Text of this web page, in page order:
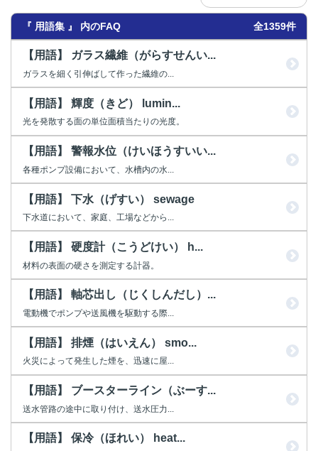
『 用語集 』 内のFAQ 全1359件
【用語】 ガラス繊維（がらすせんい...
ガラスを細く引伸ばして作った繊維の...
【用語】 輝度（きど） lumin...
光を発散する面の単位面積当たりの光度。
【用語】 警報水位（けいほうすいい...
各種ポンプ設備において、水槽内の水...
【用語】 下水（げすい） sewage
下水道において、家庭、工場などから...
【用語】 硬度計（こうどけい） h...
材料の表面の硬さを測定する計器。
【用語】 軸芯出し（じくしんだし）...
電動機でポンプや送風機を駆動する際...
【用語】 排煙（はいえん） smo...
火災によって発生した煙を、迅速に屋...
【用語】 ブースターライン（ぶーす...
送水管路の途中に取り付け、送水圧力...
【用語】 保冷（ほれい） heat...